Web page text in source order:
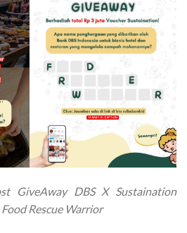
GiveAway DBS X Sustaination
Rescue Warrior